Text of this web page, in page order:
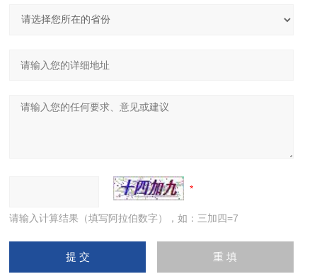
请输入计算结果（填写阿拉伯数字），如：三加四=7